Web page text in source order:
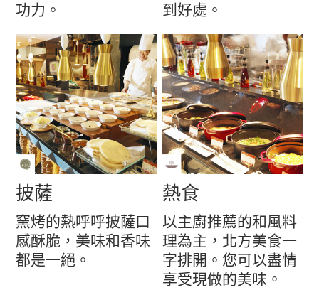
功力。
到好處。
披薩
窯烤的熱呼呼披薩口
感酥脆，美味和香味
都是一絕。
熱食
以主廚推薦的和風料
理為主，北方美食一
字排開。您可以盡情
享受現做的美味。